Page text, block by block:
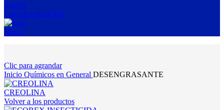
Search
Lista de cotización
Menu
Clic para agrandar
Inicio Químicos en General DESENGRASANTE
CREOLINA
Volver a los productos